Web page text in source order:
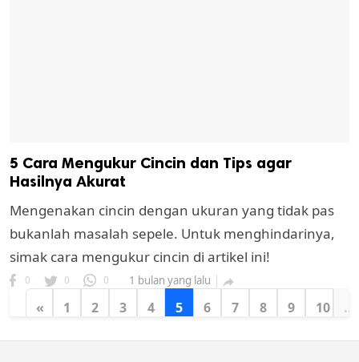
5 Cara Mengukur Cincin dan Tips agar
Hasilnya Akurat
Mengenakan cincin dengan ukuran yang tidak pas
bukanlah masalah sepele. Untuk menghindarinya,
simak cara mengukur cincin di artikel ini!
0 0 0 1 bulan yang lalu 
« 1 2 3 4 5 6 7 8 9 10 ...